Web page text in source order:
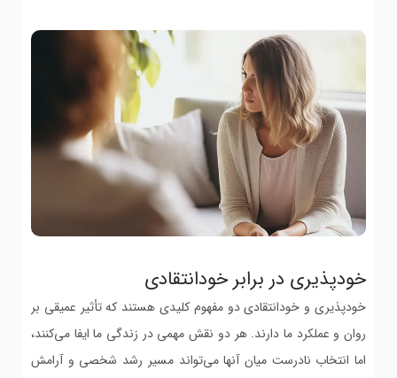
خودپذیری در برابر خودانتقادی
خودپذیری و خودانتقادی دو مفهوم کلیدی هستند که تأثیر عمیقی بر
روان و عملکرد ما دارند. هر دو نقش مهمی در زندگی ما ایفا می‌کنند،
اما انتخاب نادرست میان آنها می‌تواند مسیر رشد شخصی و آرامش